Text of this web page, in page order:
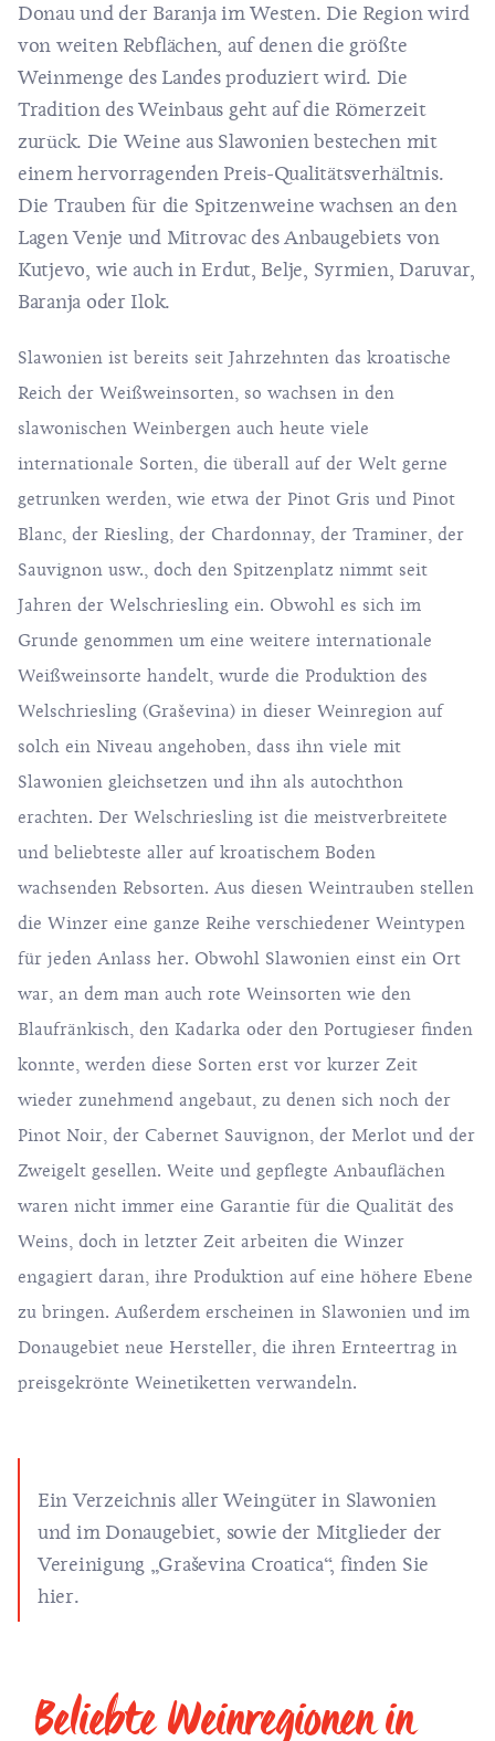
Donau und der Baranja im Westen. Die Region wird
von weiten Rebflächen, auf denen die größte
Weinmenge des Landes produziert wird. Die
Tradition des Weinbaus geht auf die Römerzeit
zurück. Die Weine aus Slawonien bestechen mit
einem hervorragenden Preis-Qualitätsverhältnis.
Die Trauben für die Spitzenweine wachsen an den
Lagen Venje und Mitrovac des Anbaugebiets von
Kutjevo, wie auch in Erdut, Belje, Syrmien, Daruvar,
Baranja oder Ilok.
Slawonien ist bereits seit Jahrzehnten das kroatische
Reich der Weißweinsorten, so wachsen in den
slawonischen Weinbergen auch heute viele
internationale Sorten, die überall auf der Welt gerne
getrunken werden, wie etwa der Pinot Gris und Pinot
Blanc, der Riesling, der Chardonnay, der Traminer, der
Sauvignon usw., doch den Spitzenplatz nimmt seit
Jahren der Welschriesling ein. Obwohl es sich im
Grunde genommen um eine weitere internationale
Weißweinsorte handelt, wurde die Produktion des
Welschriesling (Graševina) in dieser Weinregion auf
solch ein Niveau angehoben, dass ihn viele mit
Slawonien gleichsetzen und ihn als autochthon
erachten. Der Welschriesling ist die meistverbreitete
und beliebteste aller auf kroatischem Boden
wachsenden Rebsorten. Aus diesen Weintrauben stellen
die Winzer eine ganze Reihe verschiedener Weintypen
für jeden Anlass her. Obwohl Slawonien einst ein Ort
war, an dem man auch rote Weinsorten wie den
Blaufränkisch, den Kadarka oder den Portugieser finden
konnte, werden diese Sorten erst vor kurzer Zeit
wieder zunehmend angebaut, zu denen sich noch der
Pinot Noir, der Cabernet Sauvignon, der Merlot und der
Zweigelt gesellen. Weite und gepflegte Anbauflächen
waren nicht immer eine Garantie für die Qualität des
Weins, doch in letzter Zeit arbeiten die Winzer
engagiert daran, ihre Produktion auf eine höhere Ebene
zu bringen. Außerdem erscheinen in Slawonien und im
Donaugebiet neue Hersteller, die ihren Ernteertrag in
preisgekrönte Weinetiketten verwandeln.
Ein Verzeichnis aller Weingüter in Slawonien
und im Donaugebiet, sowie der Mitglieder der
Vereinigung „Graševina Croatica“, finden Sie
hier.
Beliebte Weinregionen in